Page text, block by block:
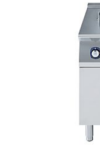
e-XP 900
Subcategoria
PRODUCTOS